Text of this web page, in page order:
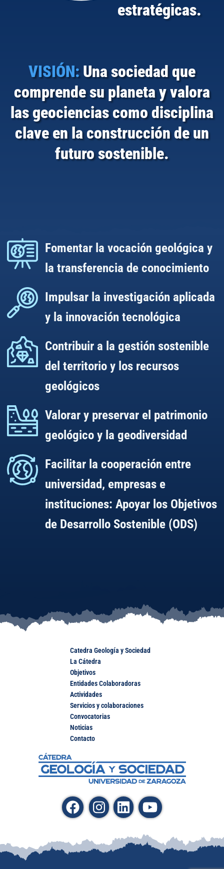
estratégicas.
VISIÓN:Una sociedad que
comprende su planeta y valora
las geociencias como disciplina
clave en la construcción de un
futuro sostenible.
Fomentar la vocación geológica y
la transferencia de conocimiento
Impulsar la investigación aplicada
y la innovación tecnológica
Contribuir a la gestión sostenible
del territorio y los recursos
geológicos
Valorar y preservar el patrimonio
geológico y la geodiversidad
Facilitar la cooperación entre
universidad, empresas e
instituciones: Apoyar los Objetivos
de Desarrollo Sostenible (ODS)
Catedra Geología y Sociedad
La Cátedra
Objetivos
Entidades Colaboradoras
Actividades
Servicios y colaboraciones
Convocatorias
Noticias
Contacto